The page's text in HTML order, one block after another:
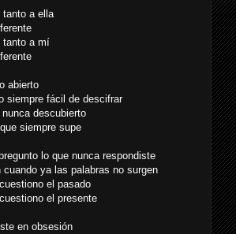
a ella
tanto a mí
abierto
siempre fácil de descifrar
descubierto
siempre supe
lo que nunca respondiste
cuando ya las palabras no surgen
el pasado
el presente
en obsesión